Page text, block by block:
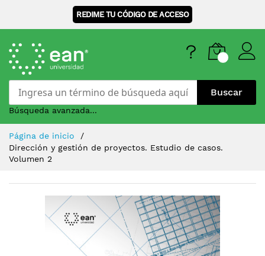
REDIME TU CÓDIGO DE ACCESO
Buscar
Búsqueda avanzada...
Skip
Content
Página de inicio
Dirección y gestión de proyectos. Estudio de casos.
Volumen 2